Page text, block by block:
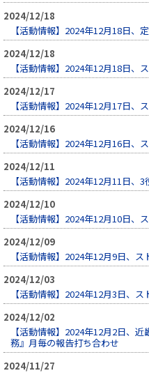
2024/12/18
【活動情報】2024年12月18日、
2024/12/18
【活動情報】2024年12月18日、
2024/12/17
【活動情報】2024年12月17日、
2024/12/16
【活動情報】2024年12月16日、
2024/12/11
【活動情報】2024年12月11日、
2024/12/10
【活動情報】2024年12月10日、
2024/12/09
【活動情報】2024年12月9日、
2024/12/03
【活動情報】2024年12月3日、
2024/12/02
【活動情報】2024年12月2日、
務』月毎の報告打ち合わせ
2024/11/27